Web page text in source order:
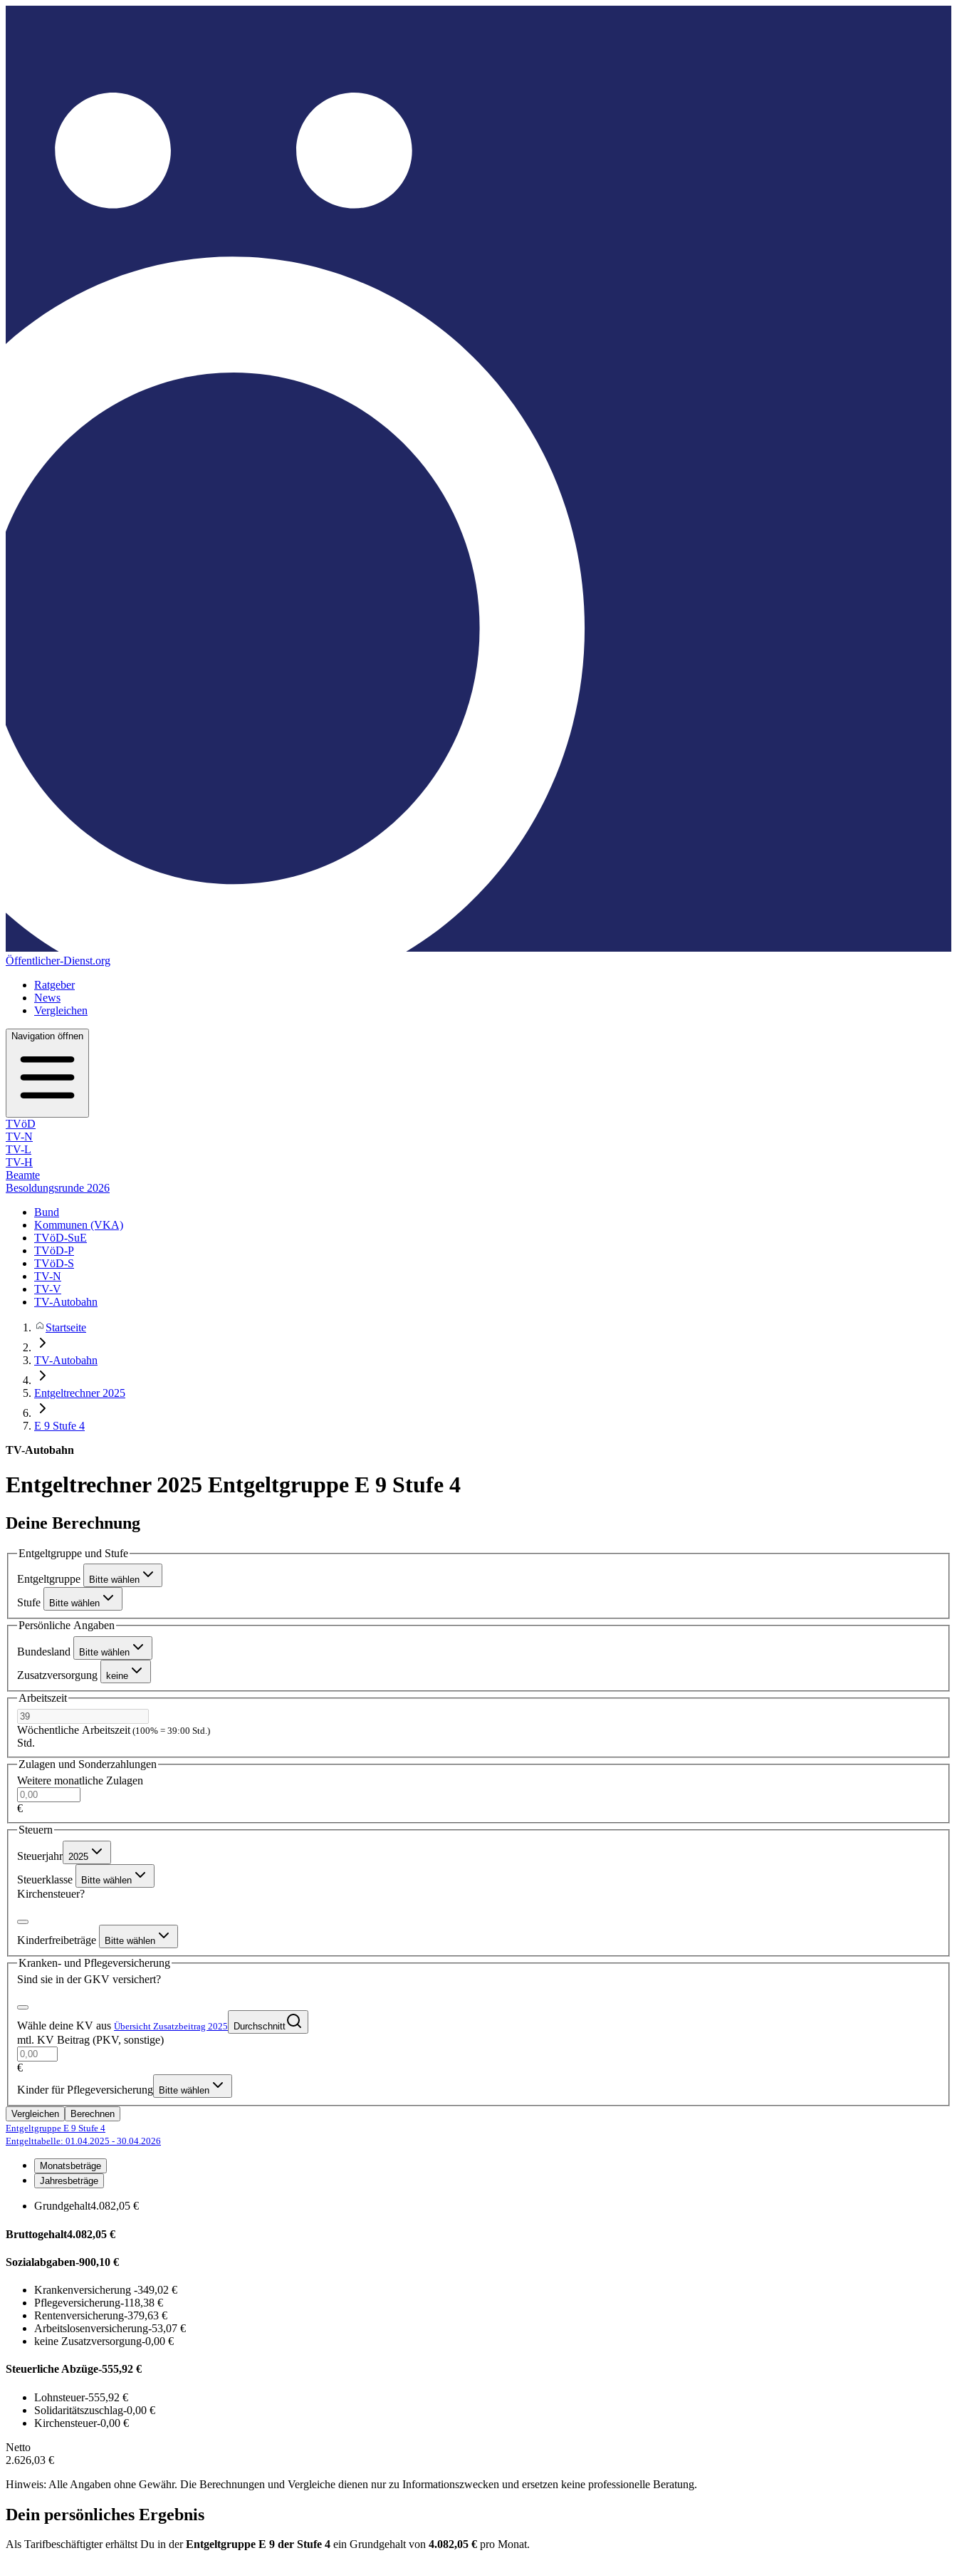
Öffentlicher-Dienst.org
Ratgeber
News
Vergleichen
Navigation öffnen
TVöD
TV-N
TV-L
TV-H
Beamte
Besoldungsrunde 2026
Bund
Kommunen (VKA)
TVöD-SuE
TVöD-P
TVöD-S
TV-N
TV-V
TV-Autobahn
Startseite
TV-Autobahn
Entgeltrechner 2025
E 9 Stufe 4
TV-Autobahn
Entgeltrechner 2025 Entgeltgruppe E 9 Stufe 4
Deine Berechnung
Entgeltgruppe und Stufe
Entgeltgruppe Bitte wählen
Stufe Bitte wählen
Persönliche Angaben
Bundesland Bitte wählen
Zusatzversorgung keine
Arbeitszeit
Wöchentliche Arbeitszeit (100% = 39:00 Std.)
Std.
Zulagen und Sonderzahlungen
Weitere monatliche Zulagen
€
Steuern
Steuerjahr 2025
Steuerklasse Bitte wählen
Kirchensteuer?
Kinderfreibeträge Bitte wählen
Kranken- und Pflegeversicherung
Sind sie in der GKV versichert?
Wähle deine KV aus Übersicht Zusatzbeitrag 2025 Durchschnitt
mtl. KV Beitrag (PKV, sonstige)
€
Kinder für Pflegeversicherung
Bitte wählen
Vergleichen
Berechnen
Entgeltgruppe E 9 Stufe 4
Entgelttabelle: 01.04.2025 - 30.04.2026
Monatsbeträge
Jahresbeträge
Grundgehalt4.082,05 €
Bruttogehalt4.082,05 €
Sozialabgaben-900,10 €
Krankenversicherung -349,02 €
Pflegeversicherung-118,38 €
Rentenversicherung-379,63 €
Arbeitslosenversicherung-53,07 €
keine Zusatzversorgung-0,00 €
Steuerliche Abzüge-555,92 €
Lohnsteuer-555,92 €
Solidaritätszuschlag-0,00 €
Kirchensteuer-0,00 €
Netto
2.626,03 €
Hinweis: Alle Angaben ohne Gewähr. Die Berechnungen und Vergleiche dienen nur zu Informationszwecken und ersetzen keine professionelle Beratung.
Dein persönliches Ergebnis
Als Tarifbeschäftigter erhältst Du in derEntgeltgruppe E 9 der Stufe 4 ein Grundgehalt von 4.082,05 € pro Monat.